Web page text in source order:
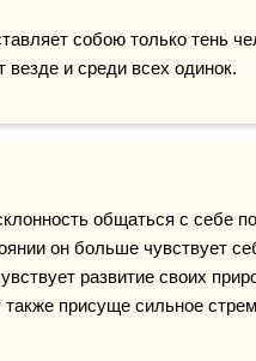
собою только тень
везде и среди всех одинок.
общаться с себе
он больше чувствует
развитие своих
присуще сильное